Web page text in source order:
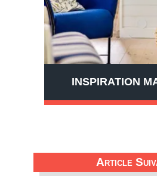
INSPIRATION
Article